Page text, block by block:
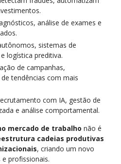
análise de exames e
sistemas de
logística preditiva.
de campanhas,
tendências com mais
com IA, gestão de
e análise comportamental.
mercado de trabalho não é
cadeias produtivas
, criando um novo
profissionais.